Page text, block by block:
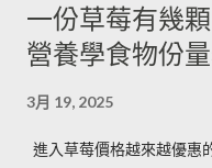
一份草莓有幾
營養學食物份
3月 19, 2025
進入草莓價格越來越優惠